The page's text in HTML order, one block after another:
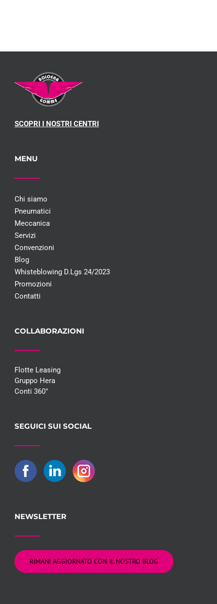
SCOPRI I NOSTRI CENTRI
MENU
Chi siamo
Pneumatici
Meccanica
Servizi
Convenzioni
Blog
Whisteblowing D.Lgs 24/2023
Promozioni
Contatti
COLLABORAZIONI
Flotte Leasing
Gruppo Hera
Conti 360°
SEGUICI SUI SOCIAL
NEWSLETTER
RIMANI AGGIORNATO CON IL NOSTRO BLOG